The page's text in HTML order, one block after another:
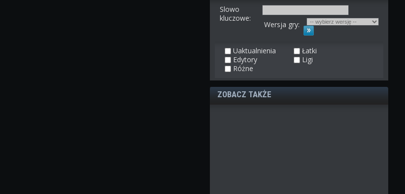
Slowo
kluczowe:
Wersja gry:
Uaktualnienia
Łatki
Edytory
Ligi
Różne
ZOBACZ TAKŻE